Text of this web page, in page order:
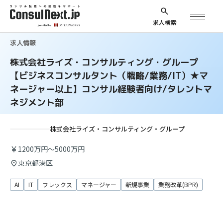
求人検索
求人情報
株式会社ライズ・コンサルティング・グループ
【ビジネスコンサルタント（戦略/業務/IT）★マ
ネージャー以上】コンサル経験者向け/タレントマ
ネジメント部
株式会社ライズ・コンサルティング・グループ
1200万円～5000万円
東京都港区
AI IT フレックス マネージャー 新規事業 業務改革(BPR)